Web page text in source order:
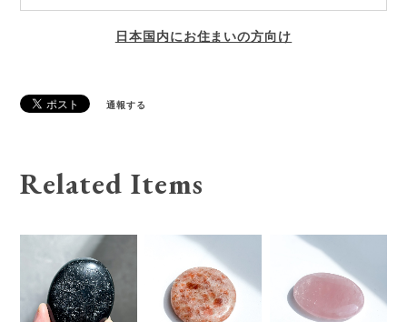
日本国内にお住まいの方向け
通報する
Related Items